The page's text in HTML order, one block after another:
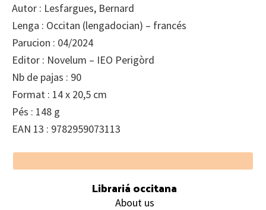
Autor : Lesfargues, Bernard
Lenga : Occitan (lengadocian) – francés
Parucion : 04/2024
Editor : Novelum – IEO Perigòrd
Nb de pajas : 90
Format : 14 x 20,5 cm
Pés : 148 g
EAN 13 : 9782959073113
Footer
Librariá occitana
About us